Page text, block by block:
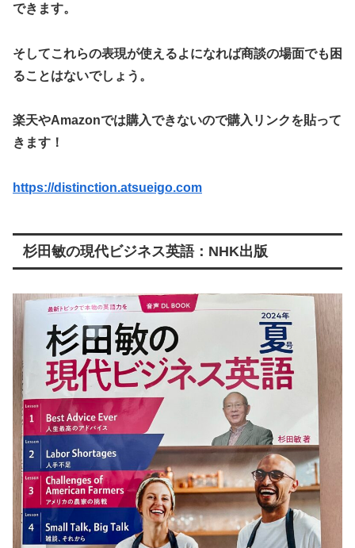
できます。
そしてこれらの表現が使えるよになれば商談の場面でも困
ることはないでしょう。
楽天やAmazonでは購入できないので購入リンクを貼って
きます！
https://distinction.atsueigo.com
杉田敏の現代ビジネス英語：NHK出版